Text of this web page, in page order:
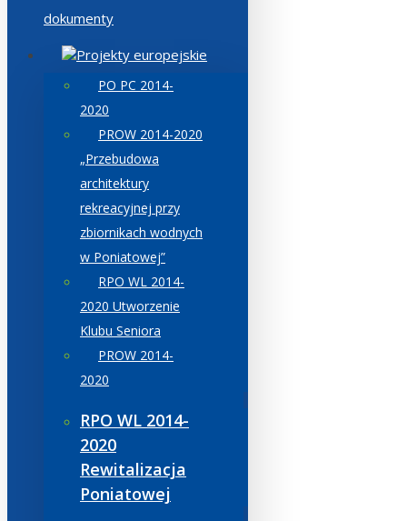
dokumenty
Projekty europejskie
PO PC 2014-
2020
PROW 2014-2020
„Przebudowa
architektury
rekreacyjnej przy
zbiornikach wodnych
w Poniatowej”
RPO WL 2014-
2020 Utworzenie
Klubu Seniora
PROW 2014-
2020
RPO WL 2014-
2020
Rewitalizacja
Poniatowej